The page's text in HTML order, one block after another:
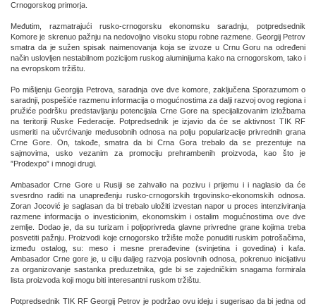
Crnogorskog primorja.
Međutim, razmatrajući rusko-crnogorsku ekonomsku saradnju, potpredsednik
Komore je skrenuo pažnju na nedovoljno visoku stopu robne razmene. Georgij Petrov
smatra da je sužen spisak naimenovanja koja se izvoze u Crnu Goru na određeni
način uslovljen nestabilnom pozicijom ruskog aluminijuma kako na crnogorskom, tako i
na evropskom tržištu.
Po mišljenju Georgija Petrova, saradnja ove dve komore, zaključena Sporazumom o
saradnji, pospešiće razmenu informacija o mogućnostima za dalji razvoj ovog regiona i
pružiće podršku predstavljanju potencijala Crne Gore na specijalizovanim izložbama
na teritoriji Ruske Federacije. Potpredsednik je izjavio da će se aktivnost TIK RF
usmeriti na učvrćivanje međusobnih odnosa na polju popularizacije privrednih grana
Crne Gore. On, takođe, smatra da bi Crna Gora trebalo da se prezentuje na
sajmovima, usko vezanim za promociju prehrambenih proizvoda, kao što je
”Prodexpo” i mnogi drugi.
Ambasador Crne Gore u Rusiji se zahvalio na pozivu i prijemu i i naglasio da će
svesrdno raditi na unapređenju rusko-crnogorskih trgovinsko-ekonomskih odnosa.
Zoran Jocović je saglasan da bi trebalo uložiti izvestan napor u proces intenziviranja
razmene informacija o investicionim, ekonomskim i ostalim mogućnostima ove dve
zemlje. Dodao je, da su turizam i poljoprivreda glavne privredne grane kojima treba
posvetiti pažnju. Proizvodi koje crnogorsko tržište može ponuditi ruskim potrošačima,
između ostalog, su: meso i mesne prerađevine (svinjetina i govedina) i kafa.
Ambasador Crne gore je, u cilju daljeg razvoja poslovnih odnosa, pokrenuo inicijativu
za organizovanje sastanka preduzetnika, gde bi se zajedničkim snagama formirala
lista proizvoda koji mogu biti interesantni ruskom tržištu.
Potpredsednik TIK RF Georgij Petrov je podržao ovu ideju i sugerisao da bi jedna od